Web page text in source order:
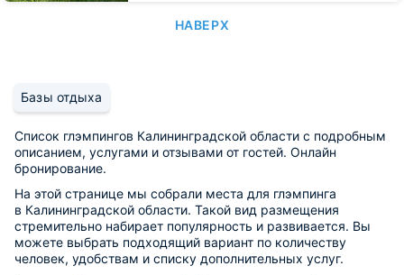
НАВЕРХ
Базы отдыха
Список глэмпингов Калининградской области с подробным
описанием, услугами и отзывами от гостей. Онлайн
бронирование.
На этой странице мы собрали места для глэмпинга
в Калининградской области. Такой вид размещения
стремительно набирает популярность и развивается. Вы
можете выбрать подходящий вариант по количеству
человек, удобствам и списку дополнительных услуг.